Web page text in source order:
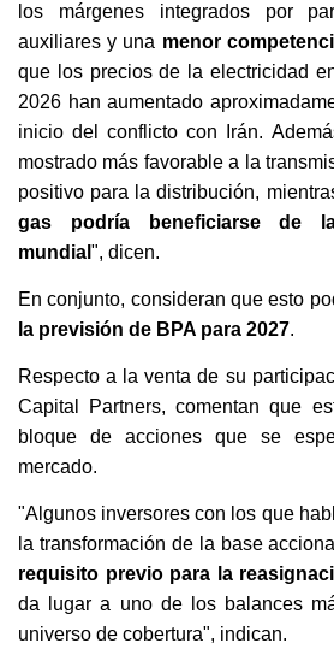
los márgenes integrados por
auxiliares y una menor
que los precios de la electricidad
2026 han aumentado
inicio del conflicto con Irán.
mostrado más favorable a la
positivo para la distribución,
gas podría beneficiarse de
mundial ", dicen.
En conjunto, consideran que esto
la previsión de BPA para 2027.
Respecto a la venta de su
Capital Partners, comentan que
bloque de acciones que se
mercado.
"Algunos inversores con los que
la transformación de la base
requisito previo para la
da lugar a uno de los balances
universo de cobertura", indican.